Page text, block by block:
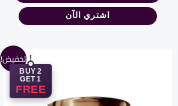
اشتري الآن
تخفيض!
BUY 2
GET 1
FREE
الحالي
1.125,00 EGP.